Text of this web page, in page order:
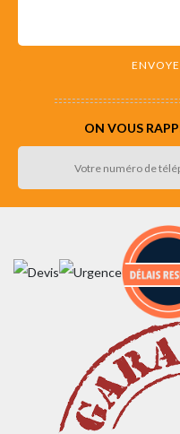
ON VOUS